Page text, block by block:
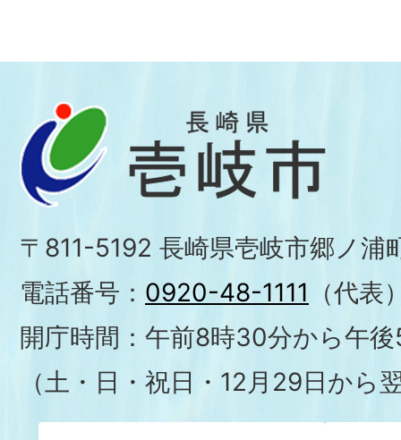
〒811-5192 長崎県壱岐市郷ノ浦
電話番号： 0920-48-1111 （代表
開庁時間：午前8時30分から午
（土・日・祝日・12月29日から